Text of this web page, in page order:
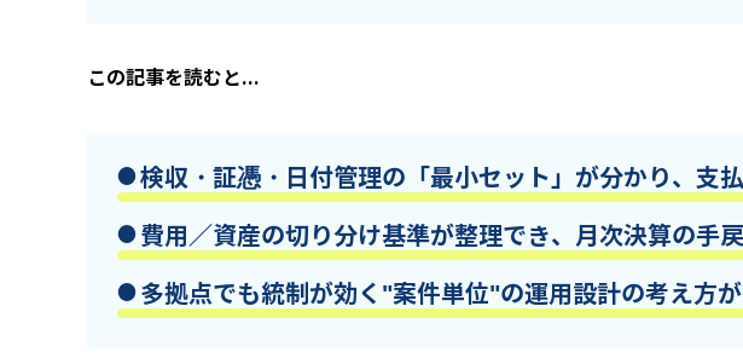
この記事を読むと...
検収・証憑・日付管理の「最小セット」が分かり、支
費用／資産の切り分け基準が整理でき、月次決算の手戻
多拠点でも統制が効く"案件単位"の運用設計の考え方が